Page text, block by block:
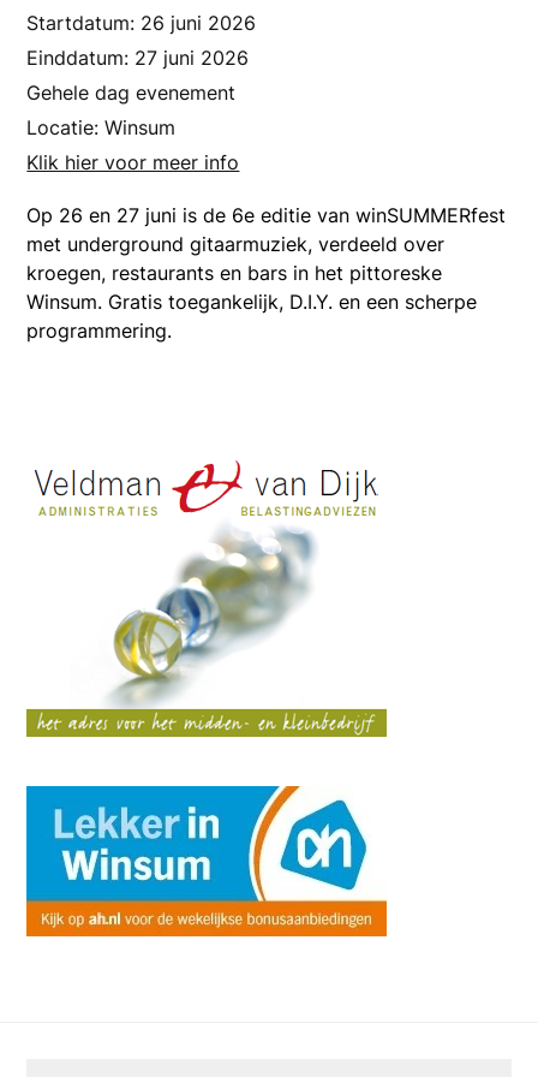
Startdatum: 26 juni 2026
Einddatum: 27 juni 2026
Gehele dag evenement
Locatie:Winsum
Klik hier voor meer info
Op 26 en 27 juni is de 6e editie van winSUMMERfest
met underground gitaarmuziek, verdeeld over
kroegen, restaurants en bars in het pittoreske
Winsum. Gratis toegankelijk, D.I.Y. en een scherpe
programmering.